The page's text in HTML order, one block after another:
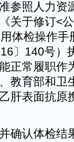
参照人力资
关于修订<
体检操作手
〕140号）
正常履职作
教育部和卫
肝表面抗原
确认体检结